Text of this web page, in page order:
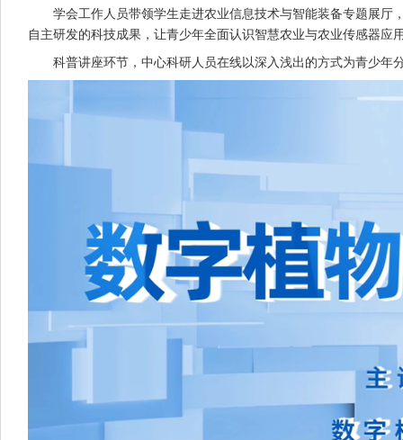
学会工作人员带领学生走进农业信息技术与智能装备专题展厅
自主研发的科技成果，让青少年全面认识智慧农业与农业传感器
科普讲座环节，中心科研人员在线以深入浅出的方式为青少年